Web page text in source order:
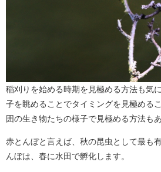
稲刈りを始める時期を見極める方法も気
子を眺めることでタイミングを見極める
囲の生き物たちの様子で見極める方法もあ
赤とんぼと言えば、秋の昆虫として最も
んぼは、春に水田で孵化します。